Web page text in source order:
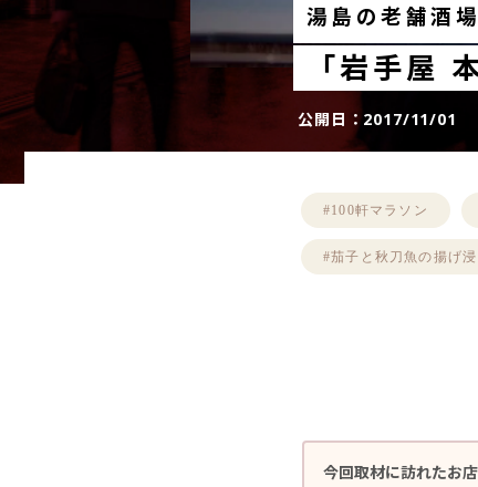
湯島の老舗酒
「岩手屋
公開日： 2017/11/01
#100軒マラソン
#茄子と秋刀魚の揚げ浸
今回取材に訪れたお店